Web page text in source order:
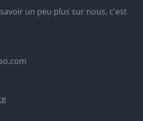
un peu plus sur nous, c'est